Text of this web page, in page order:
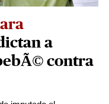
a
contra